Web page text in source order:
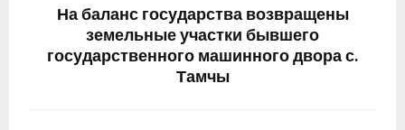
На баланс государства возвращены
земельные участки бывшего
государственного машинного двора с.
Тамчы